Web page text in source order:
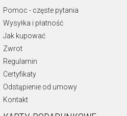
Pomoc - częste pytania
Wysyłka i płatność
Jak kupować
Zwrot
Regulamin
Certyfikaty
Odstąpienie od umowy
Kontakt